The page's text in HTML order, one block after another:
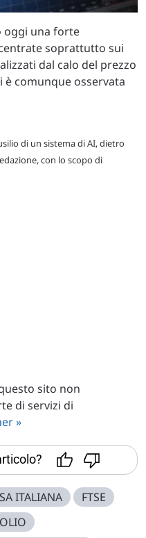
oggi una forte
soprattutto sui
dal calo del prezzo
comunque osservata
di un sistema di AI, dietro
con lo scopo di
sito non
di servizi di
»
ITALIANA
FTSE